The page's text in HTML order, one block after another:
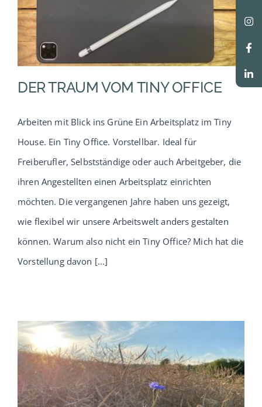
DER TRAUM VOM TINY OFFICE
Arbeiten mit Blick ins Grüne Ein Arbeitsplatz im Tiny
House. Ein Tiny Office. Vorstellbar. Ideal für
Freiberufler, Selbstständige oder auch Arbeitgeber, die
ihren Angestellten einen Arbeitsplatz einrichten
möchten. Die vergangenen Jahre haben uns gezeigt,
wie flexibel wir unsere Arbeitswelt anders gestalten
können. Warum also nicht ein Tiny Office? Mich hat die
Vorstellung davon [...]